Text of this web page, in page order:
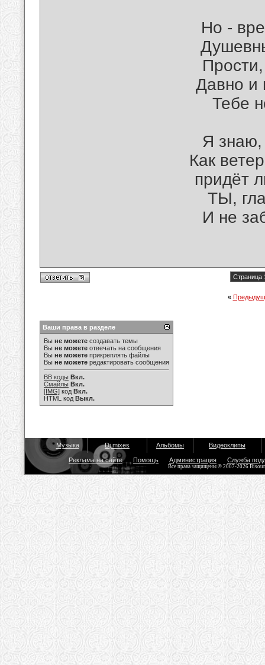
Но -
Давно и
Тебе
Я знаю,
Как
придёт
ТЫ,
И не
Страница
«
Ваши права в разделе
Вы не можете создавать темы
Вы не можете отвечать на сообщения
Вы не можете прикреплять файлы
Вы не можете редактировать сообщения
BB коды Вкл.
Смайлы Вкл.
[IMG] код Вкл.
HTML код Выкл.
Музыка Dj mixes Альбомы Видеоклипы
Реклама на сайте Помощь Администрация Служба
Все права защищены © 2007-2026